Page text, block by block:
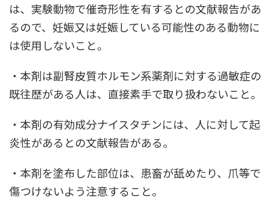
は、実験動物で催奇形性を有するとの文献報告があ
るので、妊娠又は妊娠している可能性のある動物に
は使用しないこと。
・本剤は副腎皮質ホルモン系薬剤に対する過敏症の
既往歴がある人は、直接素手で取り扱わないこと。
・本剤の有効成分ナイスタチンには、人に対して起
炎性があるとの文献報告がある。
・本剤を塗布した部位は、患畜が舐めたり、爪等で
傷つけないよう注意すること。